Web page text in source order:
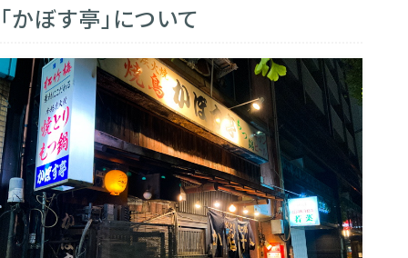
「かぼす亭」について